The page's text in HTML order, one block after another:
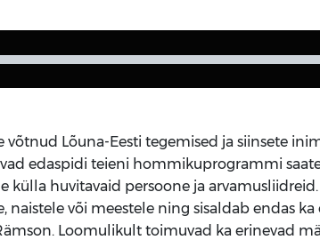
Lõuna-Eesti tegemised ja siinsete
edaspidi teieni hommikuprogrammi
külla huvitavaid persoone ja
naistele või meestele ning sisaldab endas
Loomulikult toimuvad ka erinevad